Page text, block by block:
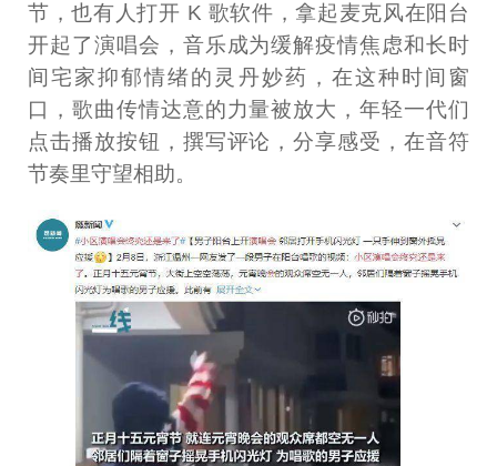
节，也有人打开 K 歌软件，拿起麦克风在阳台
开起了演唱会，音乐成为缓解疫情焦虑和长时
间宅家抑郁情绪的灵丹妙药，在这种时间窗
口，歌曲传情达意的力量被放大，年轻一代们
点击播放按钮，撰写评论，分享感受，在音符
节奏里守望相助。